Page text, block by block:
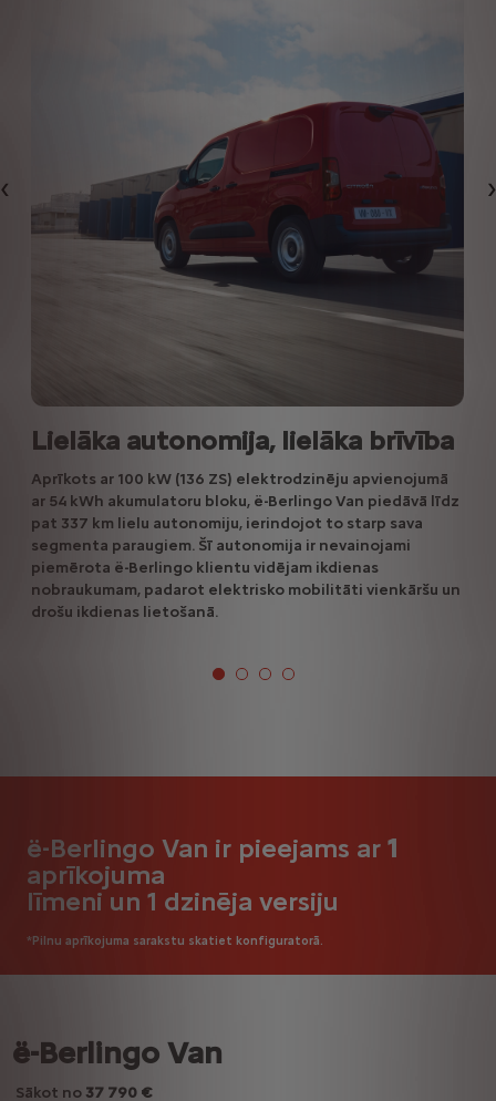
Iepriekšējais
Lielāka autonomija, lielāka brīvība
Aprīkots ar 100 kW (136 ZS) elektrodzinēju apvienojumā
ar 54 kWh akumulatoru bloku, ë-Berlingo Van piedāvā līdz
pat 337 km lielu autonomiju, ierindojot to starp sava
segmenta paraugiem. Šī autonomija ir nevainojami
piemērota ë-Berlingo klientu vidējam ikdienas
nobraukumam, padarot elektrisko mobilitāti vienkāršu un
drošu ikdienas lietošanā.
ë-Berlingo Van ir pieejams ar 1
aprīkojuma
līmeni un 1 dzinēja versiju
*Pilnu aprīkojuma sarakstu skatiet konfiguratorā.
ë-Berlingo Van
Sākot no 37 790 €